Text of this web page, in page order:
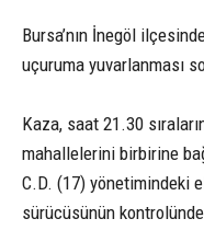
Bursa’nın İnegöl
uçuruma yuvarlanması
Kaza, saat 21.30
mahallelerini birbirine
C.D. (17) yönetimindeki
sürücüsünün